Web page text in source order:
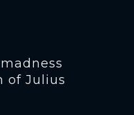
of Julius